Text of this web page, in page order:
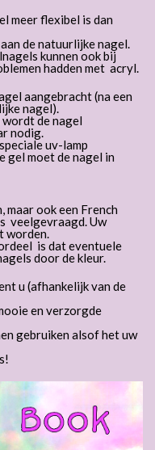
meer flexibel is dan
de natuurlijke nagel.
kunnen ook bij
hadden met acryl.
aangebracht (na een
nagel).
de nagel
nodig.
uv-lamp
gel moet de nagel in
maar ook een French
veelgevraagd. Uw
worden.
is dat eventuele
door de kleur.
u (afhankelijk van de
en verzorgde
gebruiken alsof het uw